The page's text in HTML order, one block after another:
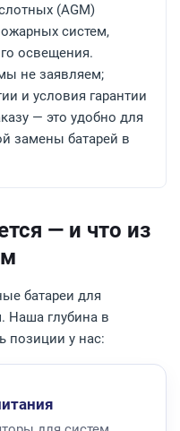
(AGM)
систем,
освещения.
не заявляем;
и условия гарантии
— это удобно для
замены батарей в
— и что из
батареи для
Наша глубина в
позиции у нас: